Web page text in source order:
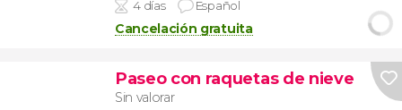
4 días Español
Cancelación gratuita
Paseo con raquetas de nieve
Sin valorar